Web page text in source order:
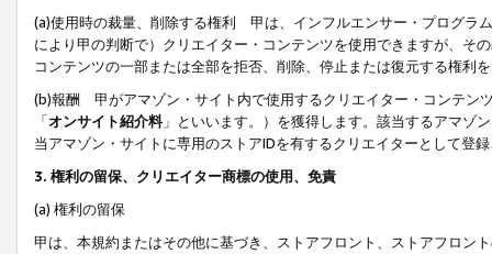
(a)使用時の裁量、削除する権利 甲は、インフルエンサー・プログラ
により甲の判断で）クリエイター・コンテンツを使用できますが、そ
コンテンツの一部または全部を拒否、削除、停止または復元する権利
(b)報酬 甲がアマゾン・サイト内で使用するクリエイター・コンテン
「オンサイト紹介料」といいます。）を獲得します。該当するアマゾ
当アマゾン・サイトに専用のストアIDを有するクリエイターとして登
3. 権利の留保、クリエイター商標の使用、免責
(a) 権利の留保
甲は、本規約またはその他に基づき、ストアフロント、ストアフロン